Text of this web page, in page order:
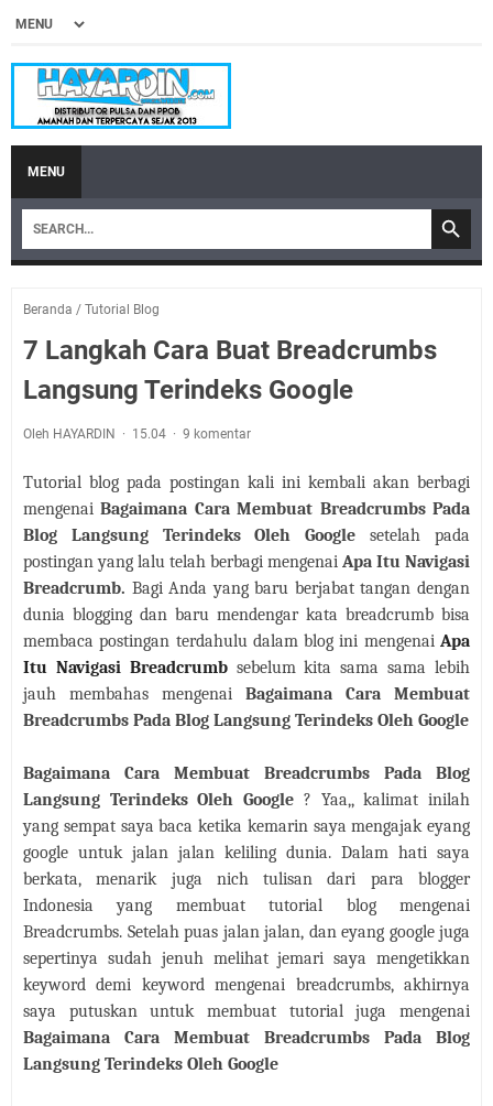
MENU
Beranda / Tutorial Blog
7 Langkah Cara Buat Breadcrumbs
Langsung Terindeks Google
Oleh HAYARDIN 15.04 9 komentar
Tutorial blog pada postingan kali ini kembali akan berbagi
mengenaiBagaimana Cara Membuat Breadcrumbs Pada
Blog Langsung Terindeks Oleh Google setelah pada
postingan yang lalu telah berbagi mengenai Apa Itu Navigasi
Breadcrumb. Bagi Anda yang baru berjabat tangan dengan
dunia blogging dan baru mendengar kata breadcrumb bisa
membaca postingan terdahulu dalam blog ini mengenai Apa
Itu Navigasi Breadcrumb sebelum kita sama sama lebih
jauh membahas mengenai Bagaimana Cara Membuat
Breadcrumbs Pada Blog Langsung Terindeks Oleh Google
Bagaimana Cara Membuat Breadcrumbs Pada Blog
Langsung Terindeks Oleh Google ? Yaa,, kalimat inilah
yang sempat saya baca ketika kemarin saya mengajak eyang
google untuk jalan jalan keliling dunia. Dalam hati saya
berkata, menarik juga nich tulisan dari para blogger
Indonesia yang membuat tutorial blog mengenai
Breadcrumbs. Setelah puas jalan jalan, dan eyang google juga
sepertinya sudah jenuh melihat jemari saya mengetikkan
keyword demi keyword mengenai breadcrumbs, akhirnya
saya putuskan untuk membuat tutorial juga mengenai
Bagaimana Cara Membuat Breadcrumbs Pada Blog
Langsung Terindeks Oleh Google